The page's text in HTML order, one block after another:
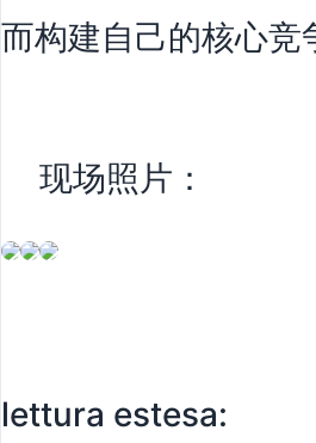
而构建自己的核心竞
现场照片：
lettura estesa: